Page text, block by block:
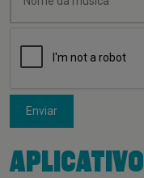
Enviar
APLICATIVO